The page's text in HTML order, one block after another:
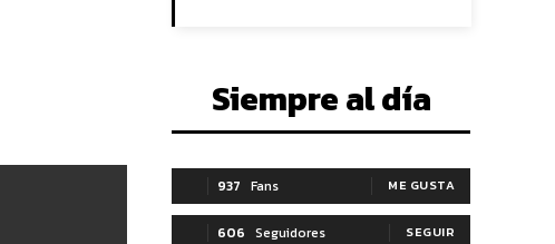
Siempre al día
937 Fans ME GUSTA
606 Seguidores SEGUIR